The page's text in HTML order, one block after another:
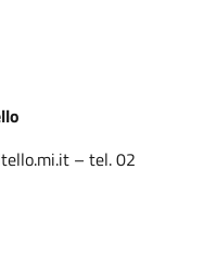
– tel. 02